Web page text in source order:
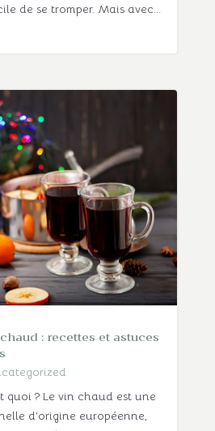
de se tromper. Mais avec...
: recettes et astuces
quoi ? Le vin chaud est une
d’origine européenne,